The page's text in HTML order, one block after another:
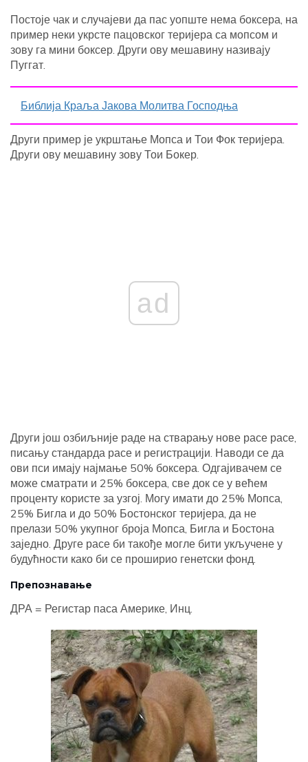
Постоје чак и случајеви да пас уопште нема боксера, на
пример неки укрсте пацовског теријера са мопсом и
зову га мини боксер. Други ову мешавину називају
Пуггат.
Библија Краља Јакова Молитва Господња
Други пример је укрштање Мопса и Тои Фок теријера.
Други ову мешавину зову Тои Бокер.
ad
Други још озбиљније раде на стварању нове расе расе,
писању стандарда расе и регистрацији. Наводи се да
ови пси имају најмање 50% боксера. Одгајивачем се
може сматрати и 25% боксера, све док се у већем
проценту користе за узгој. Могу имати до 25% Мопса,
25% Бигла и до 50% Бостонског теријера, да не
прелази 50% укупног броја Мопса, Бигла и Бостона
заједно. Друге расе би такође могле бити укључене у
будућности како би се проширио генетски фонд.
Препознавање
ДРА = Регистар паса Америке, Инц.